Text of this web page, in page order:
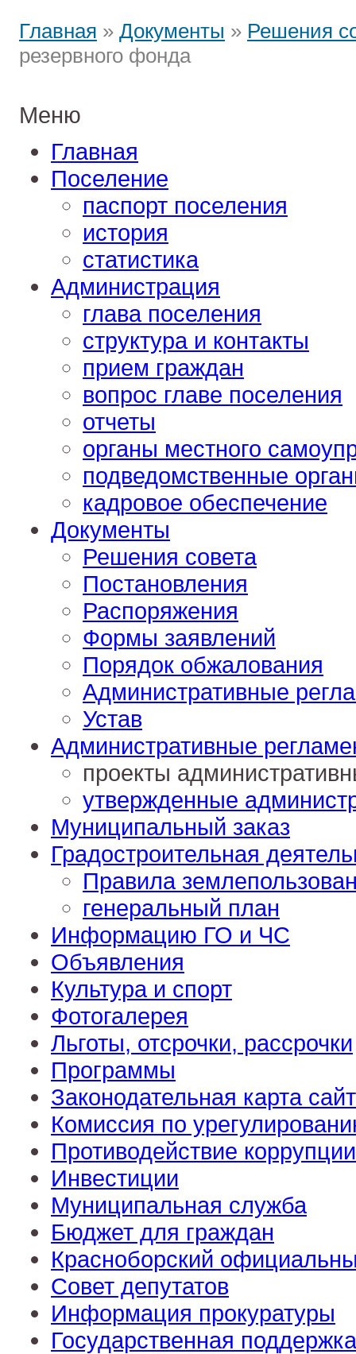
Главная » Документы » Решения
резервного фонда
Меню
Главная
Поселение
паспорт поселения
история
статистика
Администрация
глава поселения
структура и контакты
прием граждан
вопрос главе поселения
отчеты
органы местного
подведомственные
кадровое обеспечение
Документы
Решения совета
Постановления
Распоряжения
Формы заявлений
Порядок обжалования
Административные
Устав
Административные
проекты
утвержденные
Муниципальный заказ
Градостроительная
Правила
генеральный план
Информацию ГО и ЧС
Объявления
Культура и спорт
Фотогалерея
Льготы, отсрочки, рассрочки
Программы
Законодательная карта
Комиссия по
Противодействие коррупции
Инвестиции
Муниципальная служба
Бюджет для граждан
Красноборский
Совет депутатов
Информация прокуратуры
Государственная